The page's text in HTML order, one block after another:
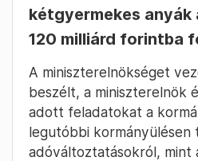
kétgyermekes anyák
120 milliárd forintba
A miniszterelnökséget
beszélt, a miniszterelnök
adott feladatokat a
legutóbbi kormányülésen
adóváltoztatásokról, mint